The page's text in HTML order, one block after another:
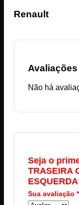
Renault
Avaliações
Não há
Seja o
TRASEIRA
Sua avaliação *